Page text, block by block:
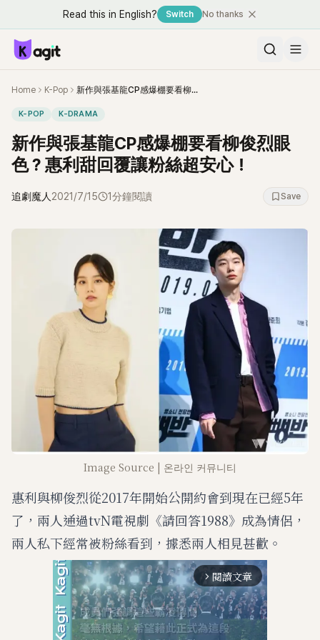
Read this in English? Switch No thanks
Home K-Pop 新作與張基龍CP感爆棚要看柳俊烈眼色？惠利甜回覆讓粉絲超安心！
K-POP K-DRAMA
新作與張基龍CP感爆棚要看柳俊烈眼
色？惠利甜回覆讓粉絲超安心！
追劇魔人 2021/7/15 1分鐘閱讀 Save
Image Source | 온라인 커뮤니티
惠利與柳俊烈從2017年開始公開約會到現在已經5年
了，兩人通過tvN電視劇《請回答1988》成為情侶，
兩人私下經常被粉絲看到，據悉兩人相見甚歡。
arrow_forward_ios 閱讀文章